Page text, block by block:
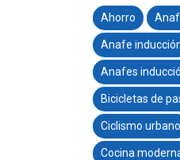
Ahorro
Anafe
Anafes
Bicicletas de
Ciclismo urbano
Cocina